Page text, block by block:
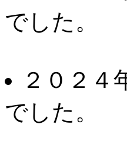
でした。
２０２４
でした。